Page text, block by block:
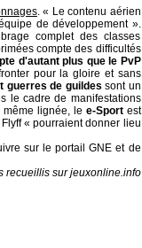
. « Le contenu aérien
de développement ».
complet des classes
compte des difficultés
d'autant plus que le PvP
pour la gloire et sans
guerres de guildes sont un
le cadre de manifestations
lignée, le e-Sportest
« pourraient donner lieu
sur le portail GNE et de
recueillis sur jeuxonline.info